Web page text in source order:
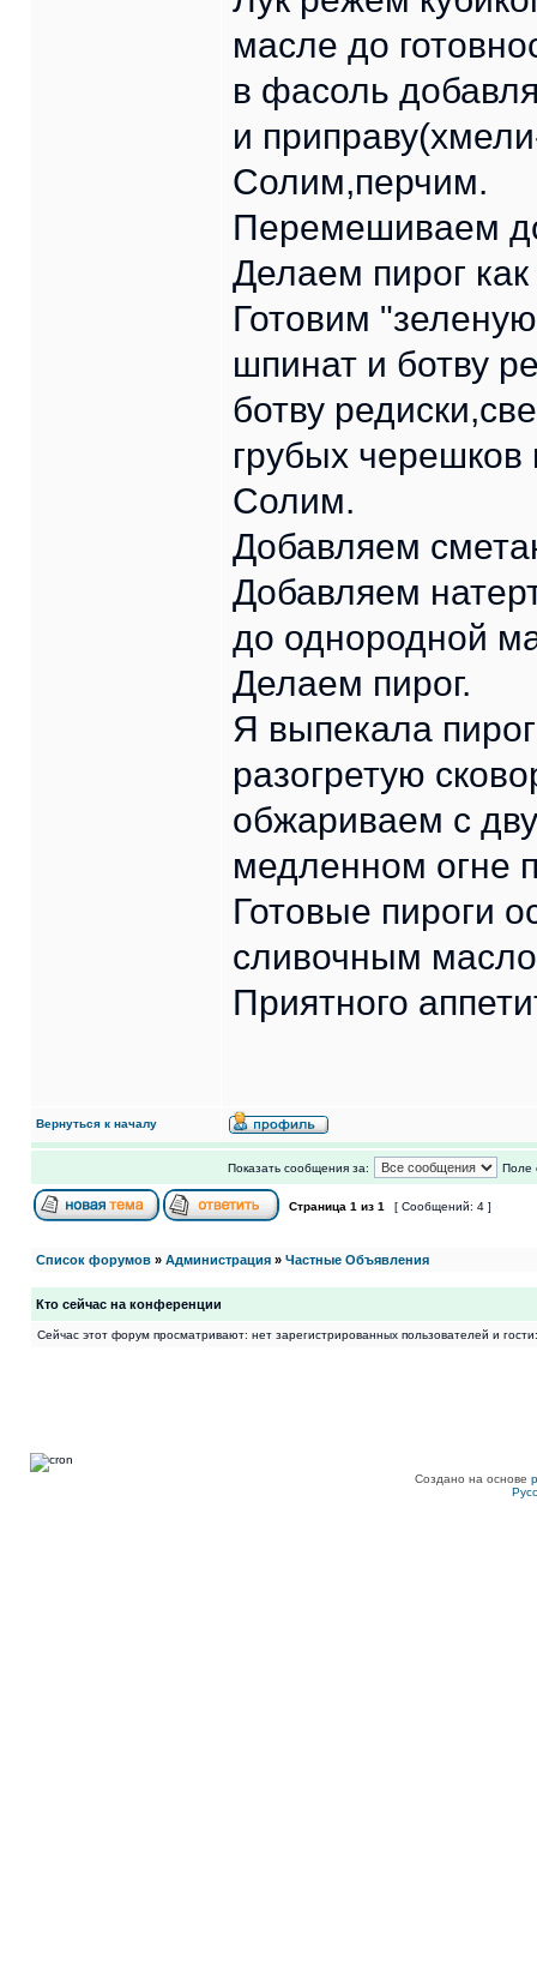
масле до
в фасоль
и
Солим,перчим.
Перемешиваем
Делаем пирог
Готовим
шпинат и ботву
ботву
грубых черешков
Солим.
Добавляем
Добавляем
до однородной
Делаем пирог.
Я выпекала
разогретую
обжариваем с
медленном огне
Готовые пироги
сливочным
Приятного
Вернуться к началу
Показать сообщения за: Поле
Страница 1 из 1 [ Сообщений: 4 ]
Список форумов » Администрация » Частные Объявления
Кто сейчас на конференции
Сейчас этот форум просматривают: нет зарегистрированных пользователей и
Создано на основе